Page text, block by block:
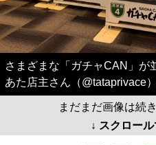
さまざまな「ガチャCAN」が
あた店主さん（@tataprivace
まだまだ画像は続
↓ スクロー